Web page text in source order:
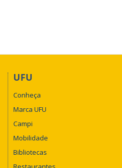
UFU
Conheça
Marca UFU
Campi
Mobilidade
Bibliotecas